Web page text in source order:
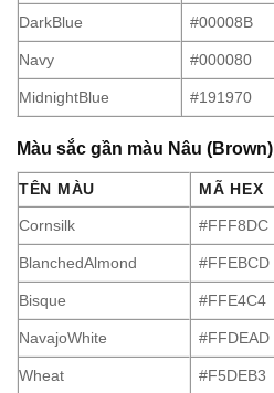
DarkBlue #00008B
Navy #000080
MidnightBlue #191970
Màu sắc gần màu Nâu (Brown)
TÊN MÀU MÃ HEX
Cornsilk #FFF8DC
BlanchedAlmond #FFEBCD
Bisque #FFE4C4
NavajoWhite #FFDEAD
Wheat #F5DEB3